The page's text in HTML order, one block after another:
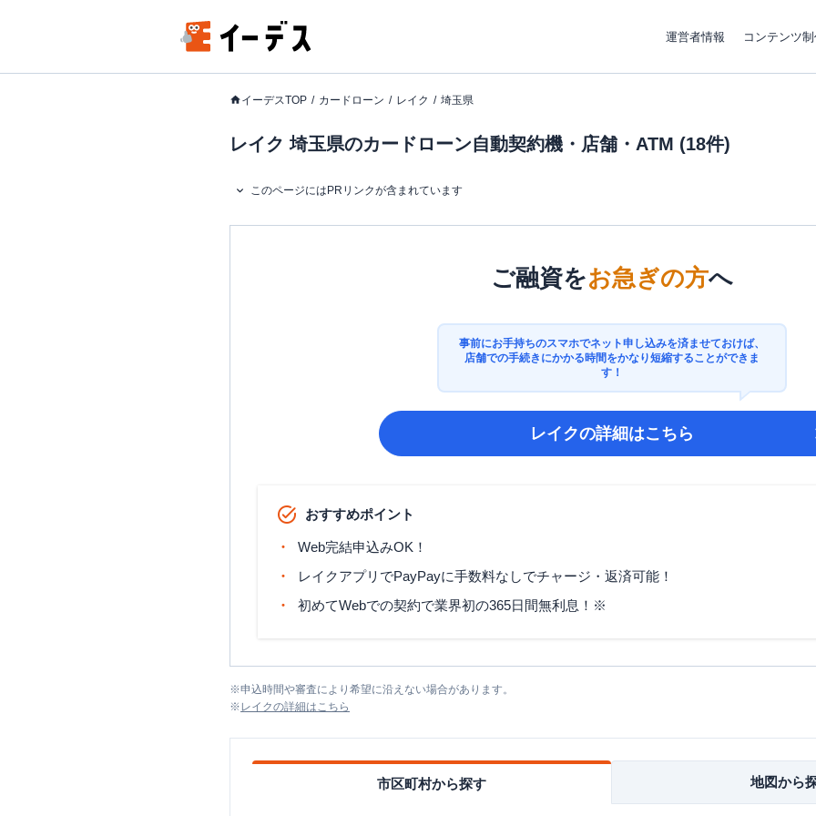
運営者情報 コンテンツ
イーデスTOP カードローン レイク 埼玉県
レイク 埼玉県のカードローン自動契約機・店舗・ATM (18件)
このページにはPRリンクが含まれています
ご融資をお急ぎの方へ
事前にお手持ちのスマホでネット申し込みを済ませておけば、
店舗での手続きにかかる時間をかなり短縮することができま
す！
レイクの詳細はこちら
おすすめポイント
Web完結申込みOK！
レイクアプリでPayPayに手数料なしでチャージ・返済可能！
初めてWebでの契約で業界初の365日間無利息！※
※申込時間や審査により希望に沿えない場合があります。
※ レイクの詳細はこちら
市区町村から探す 地図から